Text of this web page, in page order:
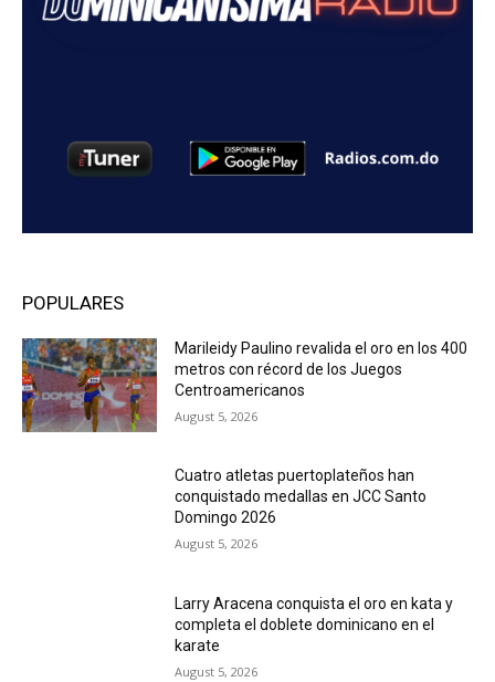
POPULARES
Marileidy Paulino revalida el oro en los 400
metros con récord de los Juegos
Centroamericanos
August 5, 2026
Cuatro atletas puertoplateños han
conquistado medallas en JCC Santo
Domingo 2026
August 5, 2026
Larry Aracena conquista el oro en kata y
completa el doblete dominicano en el
karate
August 5, 2026